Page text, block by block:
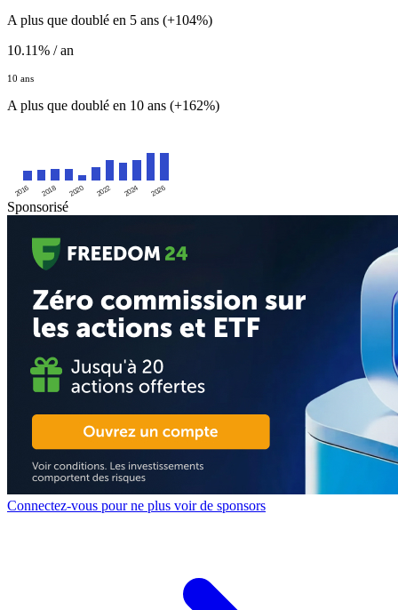
A plus que doublé en 5 ans (+104%)
10.11% / an
10 ans
A plus que doublé en 10 ans (+162%)
2016 2018 2020 2022 2024 2026
Sponsorisé
Connectez-vous pour ne plus voir de sponsors